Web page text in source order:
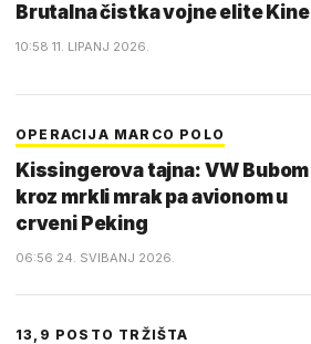
Brutalna čistka vojne elite Kine
10:58 11. LIPANJ 2026.
OPERACIJA MARCO POLO
Kissingerova tajna: VW Bubom
kroz mrkli mrak pa avionom u
crveni Peking
06:56 24. SVIBANJ 2026.
13,9 POSTO TRŽIŠTA